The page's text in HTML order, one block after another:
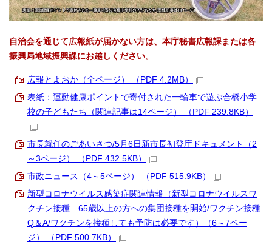
自治会を通じて広報紙が届かない方は、本庁秘書広報課または各
振興局地域振興課にお越しください。
広報とよおか（全ページ） （PDF 4.2MB）
表紙：運動健康ポイントで寄付された一輪車で遊ぶ合橋小学
校の子どもたち（関連記事は14ページ） （PDF 239.8KB）
市長就任のごあいさつ/5月6日新市長初登庁ドキュメント（2
～3ページ） （PDF 432.5KB）
市政ニュース（4～5ページ） （PDF 515.9KB）
新型コロナウイルス感染症関連情報（新型コロナウイルスワ
クチン接種 65歳以上の方への集団接種を開始/ワクチン接種
Q＆A/ワクチンを接種しても予防は必要です）（6～7ペー
ジ） （PDF 500.7KB）